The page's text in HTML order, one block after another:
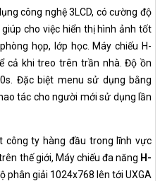
công nghệ 3LCD, có cường độ
cho việc hiển thị hình ảnh tốt
họp, lớp học. Máy chiếu H-
cả khi treo trên trần nhà. Độ ồn
Đặc biệt menu sử dụng bằng
tác cho người mới sử dụng lần
công ty hàng đầu trong lĩnh vực
thế giới, Máy chiếu đa năng H-
phân giải 1024x768 lên tới UXGA